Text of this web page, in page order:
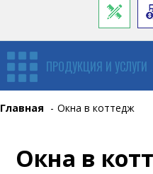
ПРОДУКЦИЯ И УСЛУГИ
Главная - Окна в коттедж
Окна в